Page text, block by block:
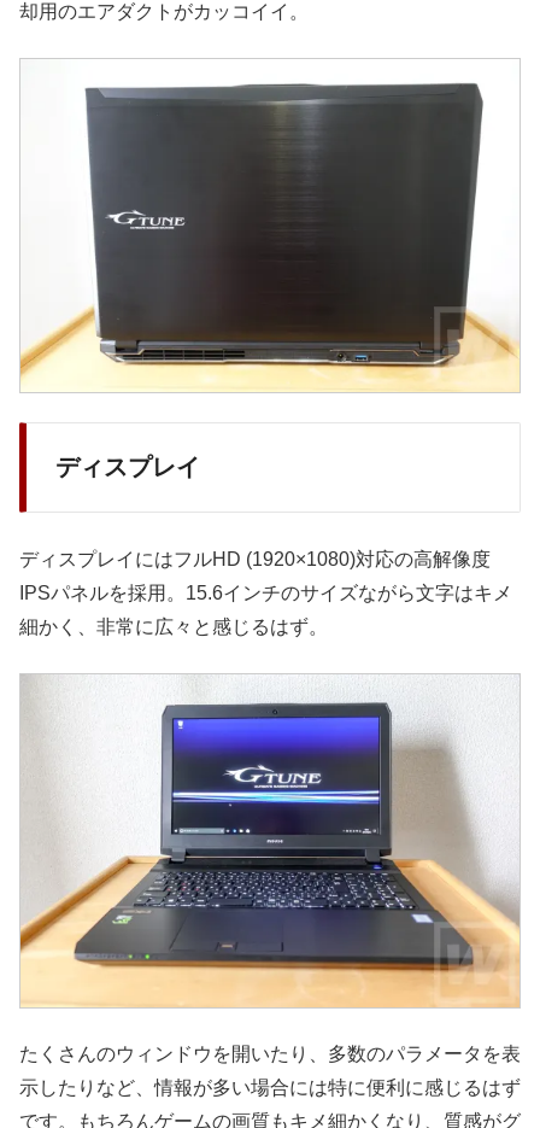
却用のエアダクトがカッコイイ。
ディスプレイ
ディスプレイにはフルHD (1920×1080)対応の高解像度
IPSパネルを採用。15.6インチのサイズながら文字はキメ
細かく、非常に広々と感じるはず。
たくさんのウィンドウを開いたり、多数のパラメータを表
示したりなど、情報が多い場合には特に便利に感じるはず
です。もちろんゲームの画質もキメ細かくなり、質感がグ